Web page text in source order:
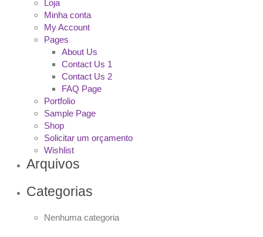
Loja
Minha conta
My Account
Pages
About Us
Contact Us 1
Contact Us 2
FAQ Page
Portfolio
Sample Page
Shop
Solicitar um orçamento
Wishlist
Arquivos
Categorias
Nenhuma categoria